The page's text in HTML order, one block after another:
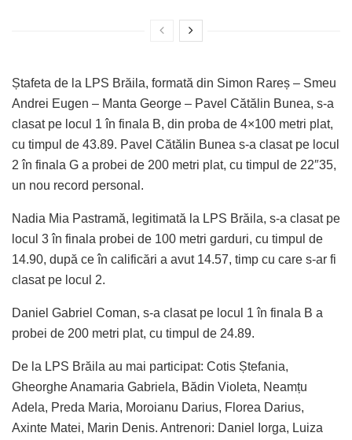
Ștafeta de la LPS Brăila, formată din Simon Rareș – Smeu
Andrei Eugen – Manta George – Pavel Cătălin Bunea, s-a
clasat pe locul 1 în finala B, din proba de 4×100 metri plat,
cu timpul de 43.89. Pavel Cătălin Bunea s-a clasat pe locul
2 în finala G a probei de 200 metri plat, cu timpul de 22″35,
un nou record personal.
Nadia Mia Pastramă, legitimată la LPS Brăila, s-a clasat pe
locul 3 în finala probei de 100 metri garduri, cu timpul de
14.90, după ce în calificări a avut 14.57, timp cu care s-ar fi
clasat pe locul 2.
Daniel Gabriel Coman, s-a clasat pe locul 1 în finala B a
probei de 200 metri plat, cu timpul de 24.89.
De la LPS Brăila au mai participat: Cotis Ștefania,
Gheorghe Anamaria Gabriela, Bădin Violeta, Neamțu
Adela, Preda Maria, Moroianu Darius, Florea Darius,
Axinte Matei, Marin Denis. Antrenori: Daniel Iorga, Luiza